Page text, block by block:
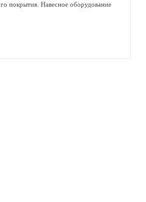
покрытия. Навесное оборудование